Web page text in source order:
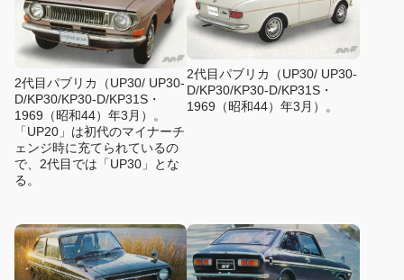
2代目パブリカ（UP30/ UP30-
D/KP30/KP30-D/KP31S・
1969（昭和44）年3月）。
「UP20」は初代のマイナーチ
ェンジ時に充てられているの
で、2代目では「UP30」とな
る。
2代目パブリカ（UP30/ UP30-
D/KP30/KP30-D/KP31S・
1969（昭和44）年3月）。